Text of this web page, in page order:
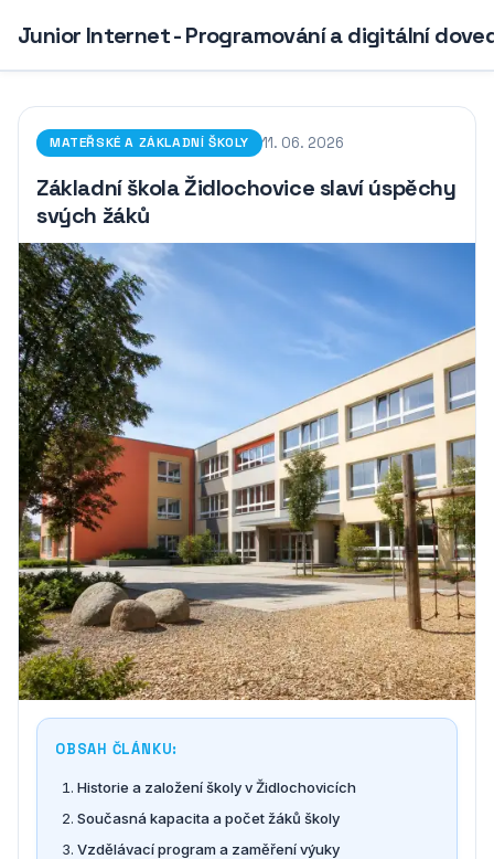
Junior Internet - Programování a digitální
MATEŘSKÉ A ZÁKLADNÍ ŠKOLY 11. 06. 2026
Základní škola Židlochovice slaví úspěchy
svých žáků
OBSAH ČLÁNKU:
Historie a založení školy v Židlochovicích
Současná kapacita a počet žáků školy
Vzdělávací program a zaměření výuky